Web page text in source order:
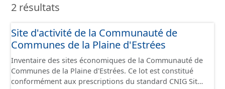
2 résultats
Site d'activité de la Communauté de
Communes de la Plaine d'Estrées
Inventaire des sites économiques de la Communauté de
Communes de la Plaine d'Estrées. Ce lot est constitué
conformément aux prescriptions du standard CNIG Sites